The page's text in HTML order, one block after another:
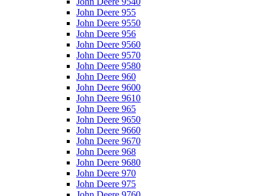
John Deere 955
John Deere 9550
John Deere 956
John Deere 9560
John Deere 9570
John Deere 9580
John Deere 960
John Deere 9600
John Deere 9610
John Deere 965
John Deere 9650
John Deere 9660
John Deere 9670
John Deere 968
John Deere 9680
John Deere 970
John Deere 975